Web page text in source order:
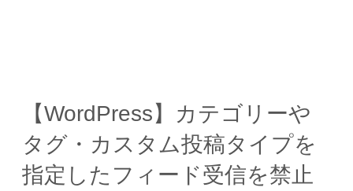
【WordPress】カテゴリーや
タグ・カスタム投稿タイプを
指定したフィード受信を禁止